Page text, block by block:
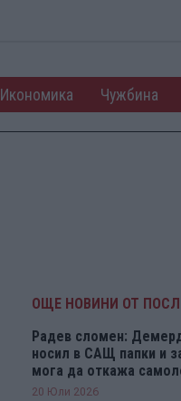
Икономика Чужбина
ОЩЕ НОВИНИ ОТ
Радев сломен:
носил в САЩ папки и
мога да откажа
20 Юли 2026